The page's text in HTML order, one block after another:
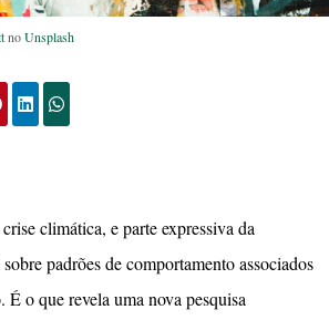
noUnsplash
climática, e parte expressiva da
padrões de comportamento associados
É o que revela uma nova pesquisa